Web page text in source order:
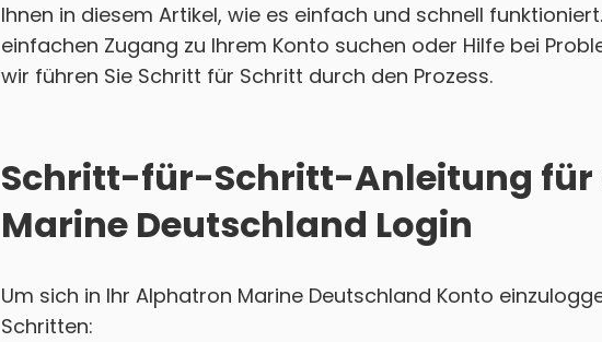
Ihnen in diesem Artikel, wie es einfach und schnell
einfachen Zugang zu Ihrem Konto suchen oder Hilfe bei
wir führen Sie Schritt für Schritt durch den Prozess.
Schritt-für-Schritt-Anleitung für
Marine Deutschland Login
Um sich in Ihr Alphatron Marine Deutschland Konto
Schritten: